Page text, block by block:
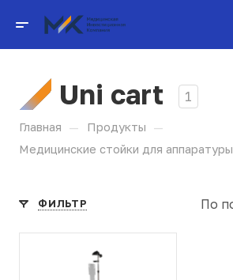
Uni cart 1
Главная — Продукты —
Медицинские стойки для аппаратуры
ФИЛЬТР